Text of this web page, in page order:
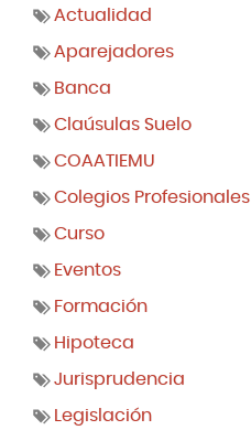
Actualidad
Aparejadores
Banca
Claúsulas Suelo
COAATIEMU
Colegios Profesionales
Curso
Eventos
Formación
Hipoteca
Jurisprudencia
Legislación